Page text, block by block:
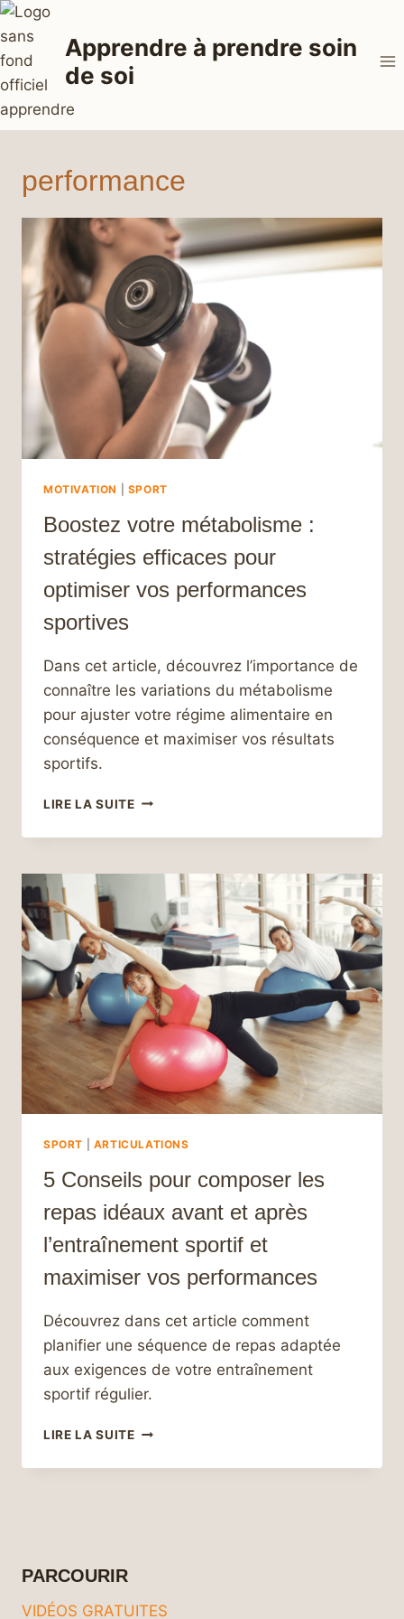
Aller
au
contenu
Apprendre à prendre soin
de soi
performance
MOTIVATION SPORT
Boostez votre métabolisme :
stratégies efficaces pour
optimiser vos performances
sportives
Dans cet article, découvrez l’importance de
connaître les variations du métabolisme
pour ajuster votre régime alimentaire en
conséquence et maximiser vos résultats
sportifs.
LIRE LA SUITEBOOSTEZ
MÉTABOLISME
STRATÉGIES
EFFICACES
POUR
OPTIMISER
VOS
PERFORMANCES
SPORTIVES
SPORT ARTICULATIONS
5 Conseils pour composer les
repas idéaux avant et après
l’entraînement sportif et
maximiser vos performances
Découvrez dans cet article comment
planifier une séquence de repas adaptée
aux exigences de votre entraînement
sportif régulier.
LIRE LA SUITE5 CONSEILS
COMPOSER
PARCOURIR
VIDÉOS GRATUITES